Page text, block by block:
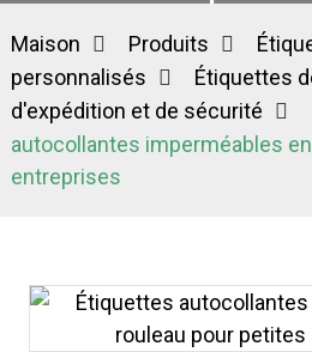
et de
Maison Produits
personnalisés
Étiquettes
d'expédition et de sécurité
autocollantes imperméables
entreprises
+86